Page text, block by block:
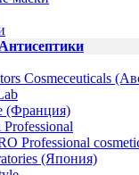
Cosmeceuticals
(Франция)
Professional
(Япония)